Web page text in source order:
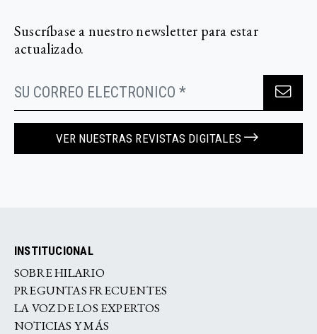
Suscríbase a nuestro newsletter para estar
actualizado.
VER NUESTRAS REVISTAS DIGITALES
INSTITUCIONAL
SOBRE HILARIO
PREGUNTAS FRECUENTES
LA VOZ DE LOS EXPERTOS
NOTICIAS Y MÁS